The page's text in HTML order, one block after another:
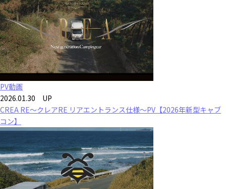
PV動画
2026.01.30 UP
CREA RE～クレアRE リアエントランス仕様～PV【2026年新型キャブ
コン】